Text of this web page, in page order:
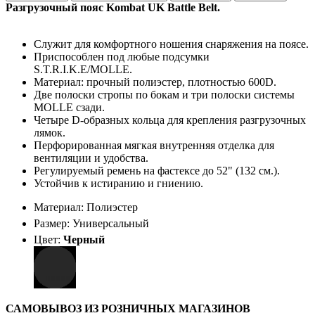
Разгрузочный пояс Kombat UK Battle Belt.
Служит для комфортного ношения снаряжения на поясе.
Приспособлен под любые подсумки
S.T.R.I.K.E/MOLLE.
Материал: прочный полиэстер, плотностью 600D.
Две полоски стропы по бокам и три полоски системы
MOLLE сзади.
Четыре D-образных кольца для крепления разгрузочных
лямок.
Перфорированная мягкая внутренняя отделка для
вентиляции и удобства.
Регулируемый ремень на фастексе до 52" (132 см.).
Устойчив к истиранию и гниению.
Материал: Полиэстер
Размер: Универсальный
Цвет: Черный
САМОВЫВОЗ ИЗ РОЗНИЧНЫХ МАГАЗИНОВ